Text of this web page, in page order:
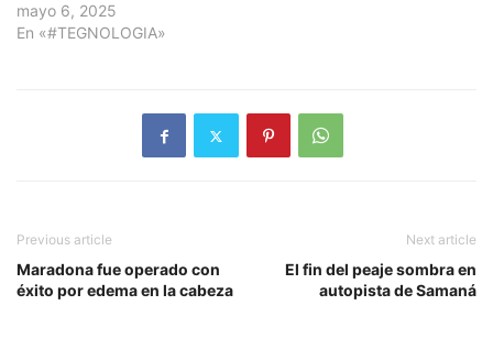
mayo 6, 2025
En «#TEGNOLOGIA»
Previous article
Maradona fue operado con
éxito por edema en la cabeza
Next article
El fin del peaje sombra en
autopista de Samaná